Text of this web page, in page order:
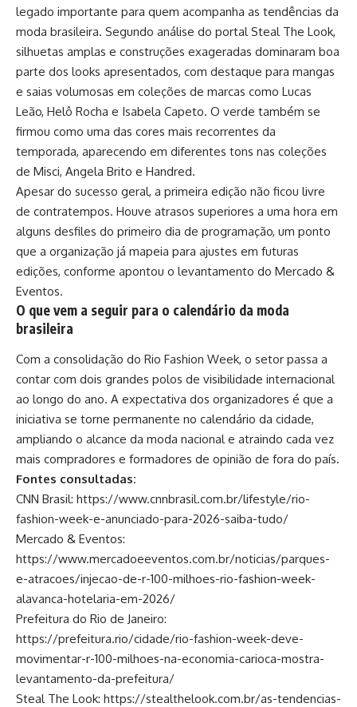
legado importante para quem acompanha as tendências da
moda brasileira. Segundo análise do portal Steal The Look,
silhuetas amplas e construções exageradas dominaram boa
parte dos looks apresentados, com destaque para mangas
e saias volumosas em coleções de marcas como Lucas
Leão, Helô Rocha e Isabela Capeto. O verde também se
firmou como uma das cores mais recorrentes da
temporada, aparecendo em diferentes tons nas coleções
de Misci, Angela Brito e Handred.
Apesar do sucesso geral, a primeira edição não ficou livre
de contratempos. Houve atrasos superiores a uma hora em
alguns desfiles do primeiro dia de programação, um ponto
que a organização já mapeia para ajustes em futuras
edições, conforme apontou o levantamento do Mercado &
Eventos.
O que vem a seguir para o calendário da moda
brasileira
Com a consolidação do Rio Fashion Week, o setor passa a
contar com dois grandes polos de visibilidade internacional
ao longo do ano. A expectativa dos organizadores é que a
iniciativa se torne permanente no calendário da cidade,
ampliando o alcance da moda nacional e atraindo cada vez
mais compradores e formadores de opinião de fora do país.
Fontes consultadas:
CNN Brasil: https://www.cnnbrasil.com.br/lifestyle/rio-
fashion-week-e-anunciado-para-2026-saiba-tudo/
Mercado & Eventos:
https://www.mercadoeeventos.com.br/noticias/parques-
e-atracoes/injecao-de-r-100-milhoes-rio-fashion-week-
alavanca-hotelaria-em-2026/
Prefeitura do Rio de Janeiro:
https://prefeitura.rio/cidade/rio-fashion-week-deve-
movimentar-r-100-milhoes-na-economia-carioca-mostra-
levantamento-da-prefeitura/
Steal The Look: https://stealthelook.com.br/as-tendencias-